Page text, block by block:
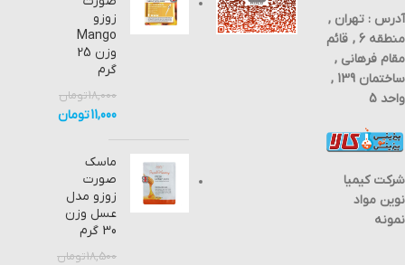
برای
استعلام
موجودی
و
قیمت
با ما
فرمایید.
ژل
سیلیکا
آب ,
صورت
تمایل
تماس:02188812738
آدرس : تهران ,
منطقه 6 , قائم
مقام فرهانی ,
ساختمان 139 ,
واحد 5
شرکت کیمیا
نوین مواد
نمونه
زوزو
Mango
وزن 25
گرم
18,000تومان
11,000تومان
ماسک
صورت
زوزو مدل
عسل وزن
30 گرم
18,500تومان